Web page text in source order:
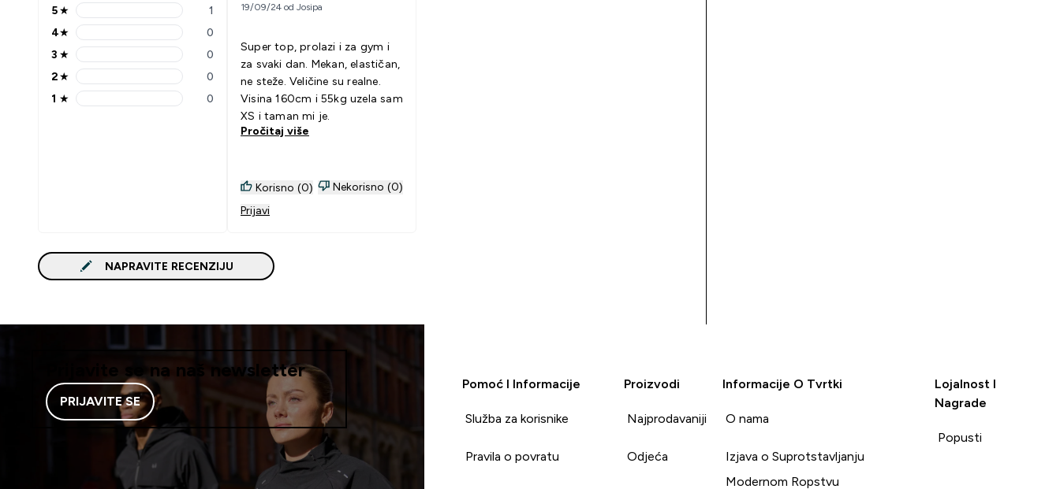
5 stars rating 1 reviews
5★ 1
4 stars rating 0 reviews
4★ 0
3 stars rating 0 reviews
3 ★ 0
2 stars rating 0 reviews
2★ 0
1 stars rating 0 reviews
1 ★ 0
19/09/24 od Josipa
Super top, prolazi i za gym i
za svaki dan. Mekan, elastičan,
ne steže. Veličine su realne.
Visina 160cm i 55kg uzela sam
XS i taman mi je.
Pročitaj više
Korisno (0)
Nekorisno (0)
Prijavi
NAPRAVITE RECENZIJU
Prijavite se na naš newsletter
PRIJAVITE SE
Pomoć I Informacije
Služba za korisnike
Pravila o povratu
Proizvodi
Najprodavaniji
Odjeća
Informacije O Tvrtki
O nama
Izjava o Suprotstavljanju
Modernom Ropstvu
Lojalnost I
Nagrade
Popusti